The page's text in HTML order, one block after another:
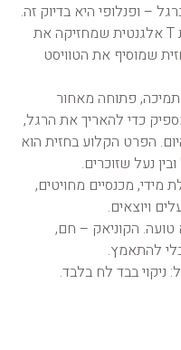
– ופנלופי היא בדיוק זה.
כפכף עם עקב יציב של 5 ס"מ, רצועת T אלגנטית שמחזיקה את
שמוסיף את הטוויסט
פתוחה מאחור
כדי להאריך את הרגל,
הפרט הקלוע בחזית הוא
נעל שזוכרים.
מידי, מכנסיים מחויטים,
ויוצאים.
הקוניאק – חם,
להתאמץ.
עקב 5 ס"מ. טיפול: ניקוי בבד לח בלבד.